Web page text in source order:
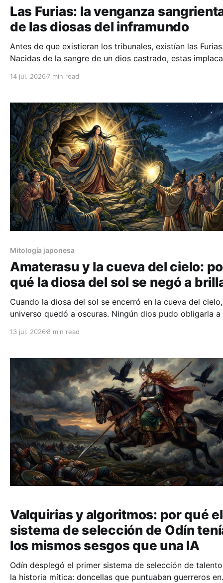
Las Furias: la venganza
de las diosas del inframundo
Antes de que existieran los tribunales, existían las
Nacidas de la sangre de un dios castrado, estas
física contra quienes rompían las leyes naturales de la
14 jul. 2026 7 min read
Mitología japonesa
Amaterasu y la cueva del cielo:
qué la diosa del sol se negó a
Cuando la diosa del sol se encerró en la cueva del
universo quedó a oscuras. Ningún dios pudo obligarla a
un espejo.
13 jul. 2026 8 min read
Valquirias y algoritmos: por qué el
sistema de selección de Odín
los mismos sesgos que una IA
Odín desplegó el primer sistema de selección de
la historia mítica: doncellas que puntuaban guerreros en